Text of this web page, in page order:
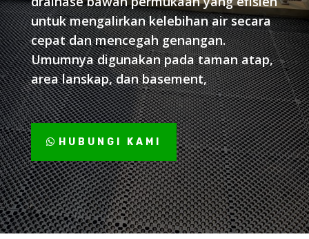
untuk mengalirkan kelebihan air secara
cepat dan mencegah genangan.
Umumnya digunakan pada taman atap,
area lanskap, dan basement,
HUBUNGI KAMI